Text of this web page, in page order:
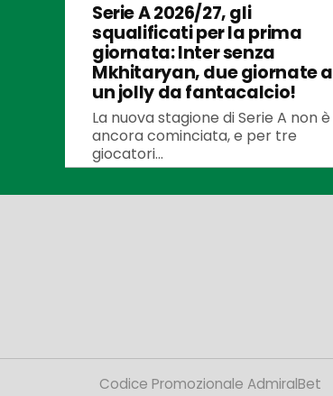
Serie A 2026/27, gli
squalificati per la prima
giornata: Inter senza
Mkhitaryan, due giornate a
un jolly da fantacalcio!
La nuova stagione di Serie A non è
ancora cominciata, e per tre
giocatori...
Codice Promozionale AdmiralBet